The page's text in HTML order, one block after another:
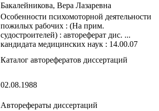
Бакалейникова, Вера Лазаревна
Особенности психомоторной деятельности
пожилых рабочих : (На прим.
судостроителей) : автореферат дис. ...
кандидата медицинских наук : 14.00.07
Каталог авторефератов диссертаций
02.08.1988
Авторефераты диссертаций